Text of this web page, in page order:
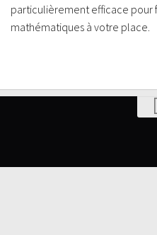
particulièrement efficace pour
mathématiques à votre place.